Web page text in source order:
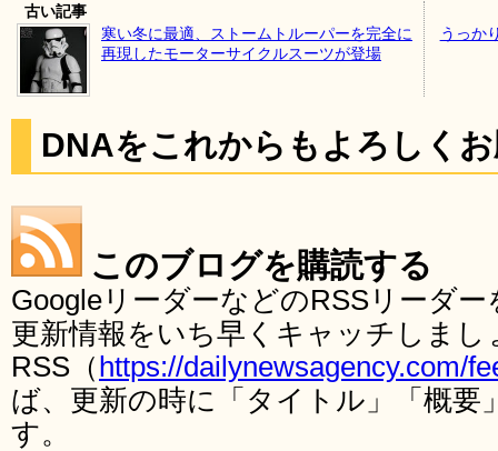
古い記事
寒い冬に最適、ストームトルーパーを完全に
再現したモーターサイクルスーツが登場
うっか
DNAをこれからもよろしく
このブログを購読する
GoogleリーダーなどのRSSリーダ
更新情報をいち早くキャッチしま
RSS（ https://dailynewsagency.com/
ば、更新の時に「タイトル」「概要
す。